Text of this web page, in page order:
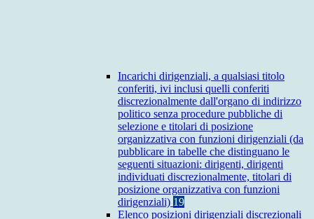
Incarichi dirigenziali, a qualsiasi titolo
conferiti, ivi inclusi quelli conferiti
discrezionalmente dall'organo di indirizzo
politico senza procedure pubbliche di
selezione e titolari di posizione
organizzativa con funzioni dirigenziali (da
pubblicare in tabelle che distinguano le
seguenti situazioni: dirigenti, dirigenti
individuati discrezionalmente, titolari di
posizione organizzativa con funzioni
dirigenziali) 19
Elenco posizioni dirigenziali discrezionali